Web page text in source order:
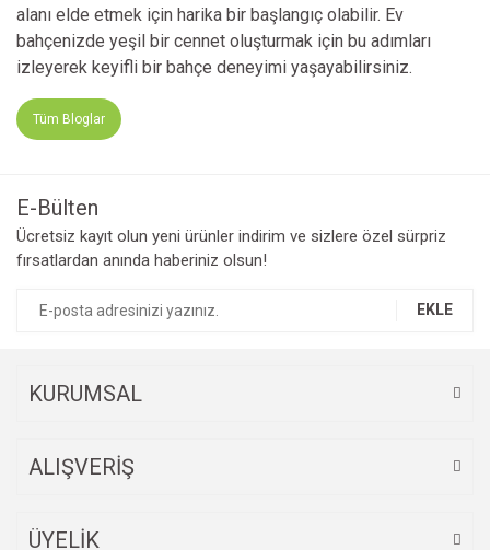
alanı elde etmek için harika bir başlangıç olabilir. Ev
bahçenizde yeşil bir cennet oluşturmak için bu adımları
izleyerek keyifli bir bahçe deneyimi yaşayabilirsiniz.
Tüm Bloglar
E-Bülten
Ücretsiz kayıt olun yeni ürünler indirim ve sizlere özel sürpriz
fırsatlardan anında haberiniz olsun!
EKLE
KURUMSAL
ALIŞVERİŞ
ÜYELİK